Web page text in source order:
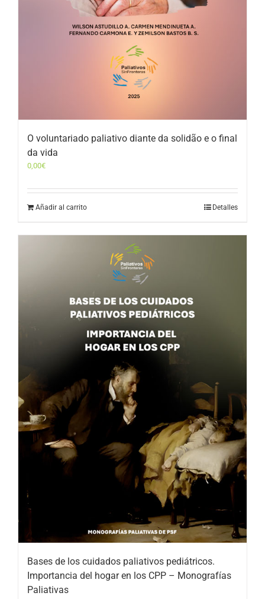
O voluntariado paliativo diante da solidão e o final
da vida
0,00€
Añadir al carrito Detalles
Bases de los cuidados paliativos pediátricos.
Importancia del hogar en los CPP – Monografías
Paliativas